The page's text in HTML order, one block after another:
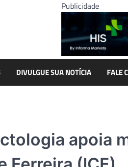
Publicidade
DIVULGUE SUA NOTÍCIA FALE
apoia